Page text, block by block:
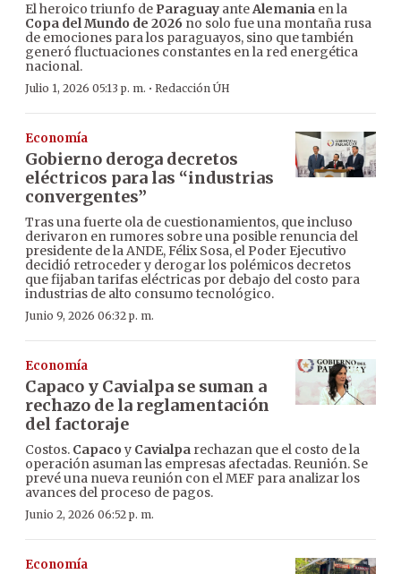
El heroico triunfo de Paraguay anteAlemania en la
Copa del Mundo de 2026 no solo fue una montaña rusa
de emociones para los paraguayos, sino que también
generó fluctuaciones constantes en la red energética
nacional.
Julio 1, 2026 05:13 p. m. · Redacción ÚH
Economía
Gobierno deroga decretos
eléctricos para las “industrias
convergentes”
Tras una fuerte ola de cuestionamientos, que incluso
derivaron en rumores sobre una posible renuncia del
presidente de la ANDE, Félix Sosa, el Poder Ejecutivo
decidió retroceder y derogar los polémicos decretos
que fijaban tarifas eléctricas por debajo del costo para
industrias de alto consumo tecnológico.
Junio 9, 2026 06:32 p. m.
Economía
Capaco y Cavialpa se suman a
rechazo de la reglamentación
del factoraje
Costos. Capaco y Cavialpa rechazan que el costo de la
operación asuman las empresas afectadas. Reunión. Se
prevé una nueva reunión con el MEF para analizar los
avances del proceso de pagos.
Junio 2, 2026 06:52 p. m.
Economía